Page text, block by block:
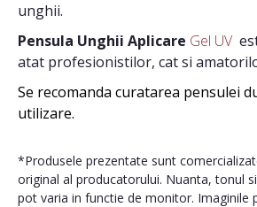
unghii.
Pensula Unghii Aplicare Gel UV
atat profesionistilor, cat si
Se recomanda curatarea pensulei
utilizare.
*Produsele prezentate sunt
original al producatorului. Nuanta, tonul
pot varia in functie de monitor. Imaginile